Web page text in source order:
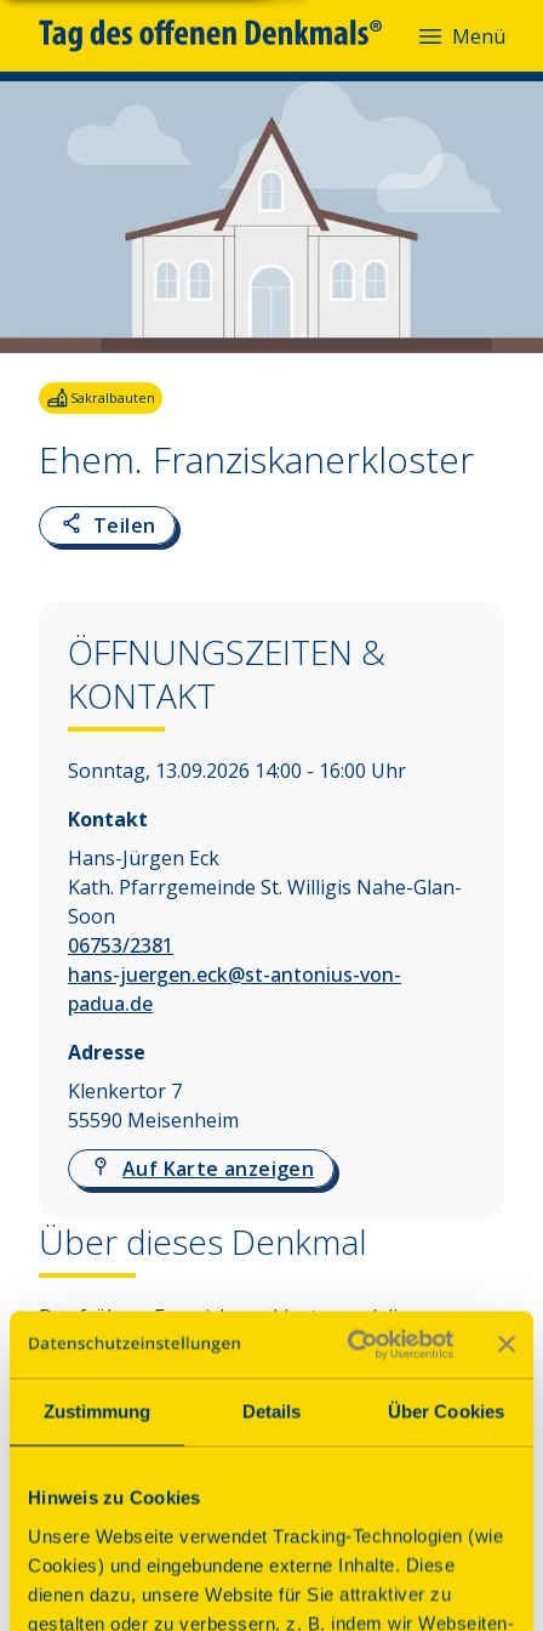
Zustimmung Details Über Cookies
Hinweis zu Cookies
Unsere Webseite verwendet Tracking-Technologien (wie
Cookies) und eingebundene externe Inhalte. Diese
dienen dazu, unsere Website für Sie attraktiver zu
gestalten oder zu verbessern, z. B. indem wir Webseiten-
Menü
Sakralbauten
Ehem. Franziskanerkloster
Teilen
ÖFFNUNGSZEITEN &
KONTAKT
Sonntag, 13.09.2026 14:00 - 16:00 Uhr
Kontakt
Hans-Jürgen Eck
Kath. Pfarrgemeinde St. Willigis Nahe-Glan-
Soon
06753/2381
hans-juergen.eck@st-antonius-von-
padua.de
Adresse
Klenkertor 7
55590 Meisenheim
Auf Karte anzeigen
Über dieses Denkmal
Das frühere Franziskanerkloster und die
Klosterkirche wurden von 1683 bis 1715 durch
Ludwig XIV. von Frankreich erbaut. Der historische
Kapitelsaal mit barockem Deckengemälde wurde
geblieben. Ebenfalls erhalten sind der
anderem mit der Erstausgabe der Werke Ludwigs
XIV. („Testament“) an seinen Sohn sowie ein Band
von Stadtratsprotokollen aus der Regierungszeit